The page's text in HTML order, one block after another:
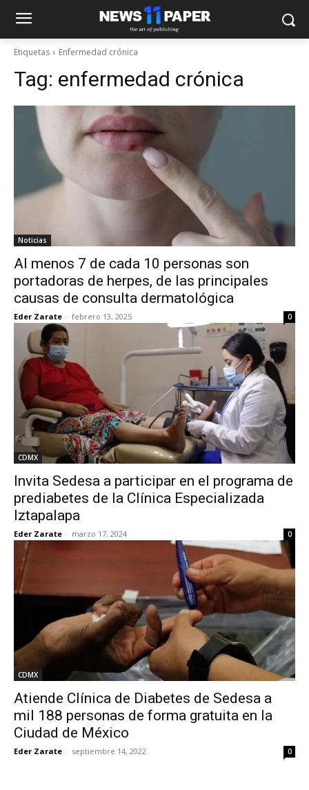
Etiquetas Enfermedad crónica
Tag: enfermedad crónica
Noticias
Al menos 7 de cada 10 personas son
portadoras de herpes, de las principales
causas de consulta dermatológica
Eder Zarate - febrero 13, 2025 0
CDMX
Invita Sedesa a participar en el programa de
prediabetes de la Clínica Especializada
Iztapalapa
Eder Zarate - marzo 17, 2024 0
CDMX
Atiende Clínica de Diabetes de Sedesa a
mil 188 personas de forma gratuita en la
Ciudad de México
Eder Zarate - septiembre 14, 2022 0